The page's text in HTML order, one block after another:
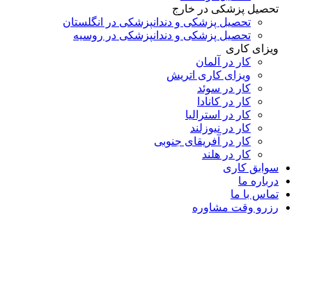
تحصیل پزشکی در خارج
تحصیل پزشکی و دندانپزشکی در انگلستان
تحصیل پزشکی و دندانپزشکی در روسیه
ویزای کاری
کار در آلمان
ویزای کاری اتریش
کار در سوئد
کار در کانادا
کار در استرالیا
کار در نیوزلند
کار در آفریقای جنوبی
کار در هلند
سوابق کاری
درباره ما
تماس با ما
رزرو وقت مشاوره